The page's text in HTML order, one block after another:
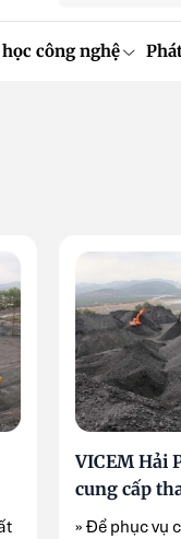
công nghệ
VICEM Hải
cung cấp
» Để phục vụ